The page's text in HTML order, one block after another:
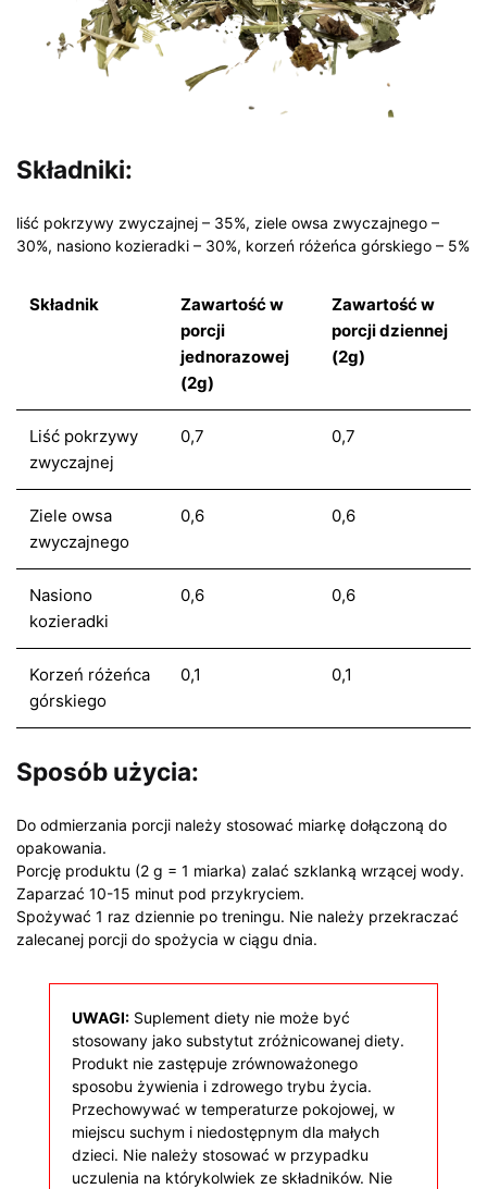
Składniki:
liść pokrzywy zwyczajnej – 35%, ziele owsa zwyczajnego –
30%, nasiono kozieradki – 30%, korzeń różeńca górskiego – 5%
Składnik
Zawartość w
porcji
jednorazowej
(2g)
Zawartość w
porcji dziennej
(2g)
Liść pokrzywy
zwyczajnej
0,7 0,7
Ziele owsa
zwyczajnego
0,6 0,6
Nasiono
kozieradki
0,6 0,6
Korzeń różeńca
górskiego
0,1 0,1
Sposób użycia:
Do odmierzania porcji należy stosować miarkę dołączoną do
opakowania.
Porcję produktu (2 g = 1 miarka) zalać szklanką wrzącej wody.
Zaparzać 10-15 minut pod przykryciem.
Spożywać 1 raz dziennie po treningu. Nie należy przekraczać
zalecanej porcji do spożycia w ciągu dnia.
UWAGI: Suplement diety nie może być
stosowany jako substytut zróżnicowanej diety.
Produkt nie zastępuje zrównoważonego
sposobu żywienia i zdrowego trybu życia.
Przechowywać w temperaturze pokojowej, w
miejscu suchym i niedostępnym dla małych
dzieci. Nie należy stosować w przypadku
uczulenia na którykolwiek ze składników. Nie